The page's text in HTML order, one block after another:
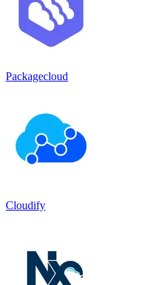
Packagecloud
Cloudify